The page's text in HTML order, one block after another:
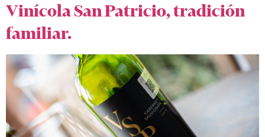
Vinícola San Patricio, tradición
familiar.